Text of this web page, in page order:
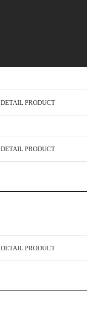
DETAIL PRODUCT
DETAIL PRODUCT
DETAIL PRODUCT